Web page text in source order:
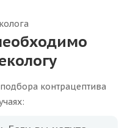
контрацептива